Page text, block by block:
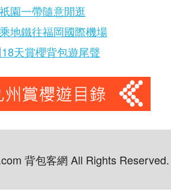
園一帶隨意閒逛
地鐵往福岡國際機場
天賞櫻背包遊尾聲
背包客網 All Rights Reserved.